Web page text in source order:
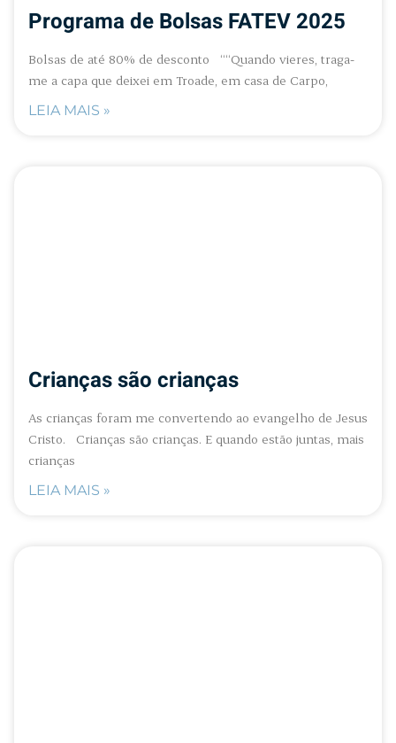
Programa de Bolsas FATEV 2025
Bolsas de até 80% de desconto ““Quando vieres, traga-
me a capa que deixei em Troade, em casa de Carpo,
LEIA MAIS »
Crianças são crianças
As crianças foram me convertendo ao evangelho de Jesus
Cristo. Crianças são crianças. E quando estão juntas, mais
crianças
LEIA MAIS »